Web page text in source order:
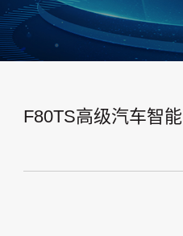
F80TS高级汽车智